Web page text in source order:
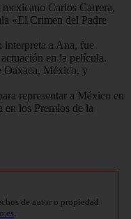
Carlos Carrera,
«El Crimen del Padre
a Ana, fue
en la película.
Oaxaca, México, y
representar a México en
los Premios de la
de autor o propiedad